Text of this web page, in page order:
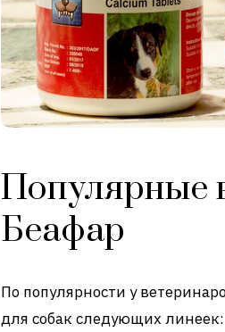
Популярные
Беафар
По популярности у
для собак следующих линеек: